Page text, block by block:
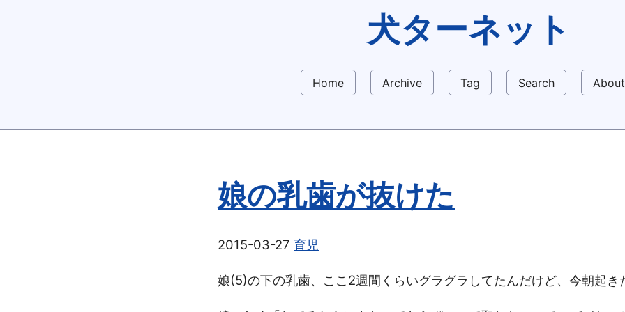
犬ターネット
Home Archive Tag Search About
娘の乳歯が抜けた
2015-03-27 育児
娘(5)の下の乳歯、ここ2週間くらいグラグラしてたんだけど、今朝起き